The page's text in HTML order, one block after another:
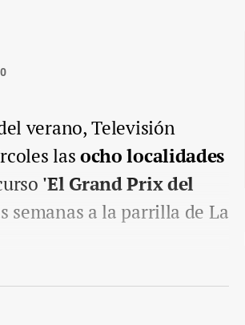
verano, Televisión
lasocho localidades
'El Grand Prix del
semanas a la parrilla de La